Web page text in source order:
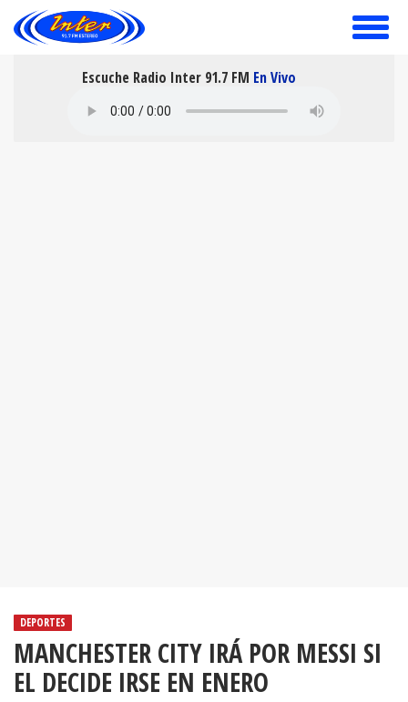
toggle
Escuche Radio Inter 91.7 FM En Vivo
DEPORTES
MANCHESTER CITY IRÁ POR MESSI SI
EL DECIDE IRSE EN ENERO